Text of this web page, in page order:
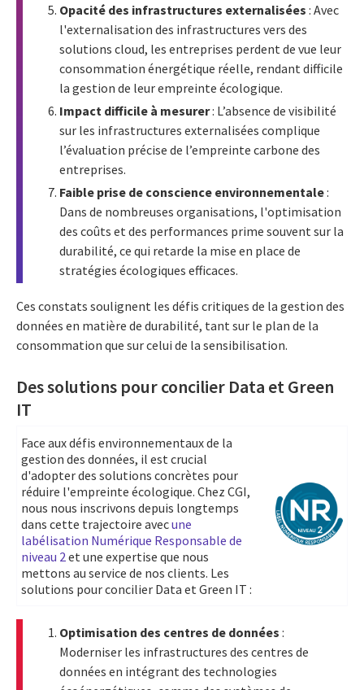
Opacité des infrastructures externalisées : Avec
l'externalisation des infrastructures vers des
solutions cloud, les entreprises perdent de vue leur
consommation énergétique réelle, rendant difficile
la gestion de leur empreinte écologique.
Impact difficile à mesurer: L’absence de visibilité
sur les infrastructures externalisées complique
l’évaluation précise de l’empreinte carbone des
entreprises.
Faible prise de conscience environnementale:
Dans de nombreuses organisations, l'optimisation
des coûts et des performances prime souvent sur la
durabilité, ce qui retarde la mise en place de
stratégies écologiques efficaces.
Ces constats soulignent les défis critiques de la gestion des
données en matière de durabilité, tant sur le plan de la
consommation que sur celui de la sensibilisation.
Des solutions pour concilier Data et Green
IT
Face aux défis environnementaux de la
gestion des données, il est crucial
d'adopter des solutions concrètes pour
réduire l'empreinte écologique. Chez CGI,
nous nous inscrivons depuis longtemps
dans cette trajectoire avecune
labélisation Numérique Responsable de
niveau 2et une expertise que nous
mettons au service de nos clients. Les
solutions pour concilier Data et Green IT :
Optimisation des centres de données :
Moderniser les infrastructures des centres de
données en intégrant des technologies